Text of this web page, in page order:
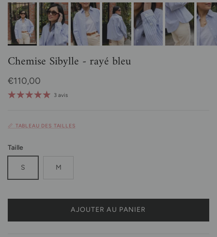
Chemise Sibylle - rayé bleu
Prix habituel
€110,00
3 avis
📏 TABLEAU DES TAILLES
Taille
S M
AJOUTER AU PANIER